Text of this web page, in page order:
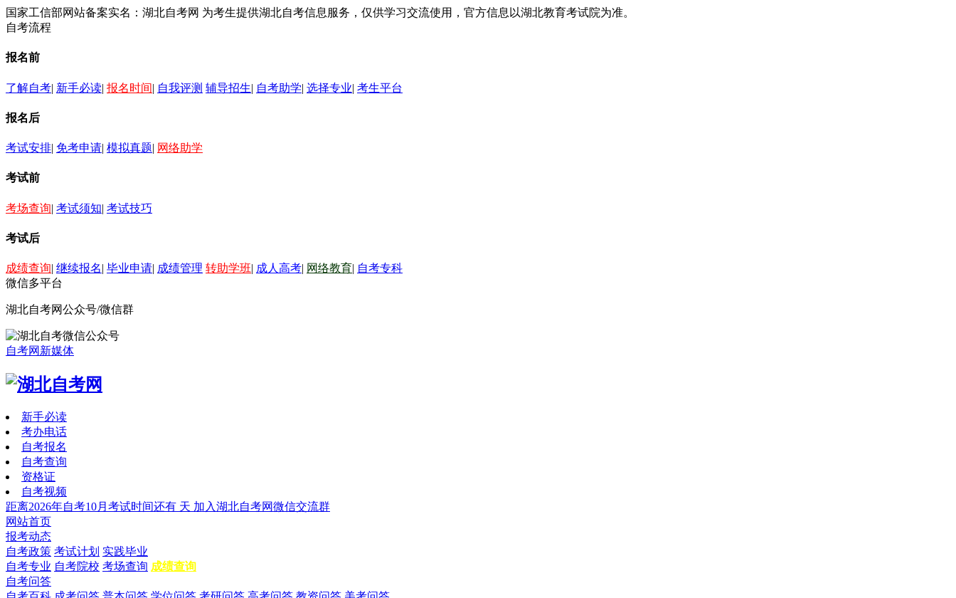
国家工信部网站备案实名：湖北自考网 为考生提供湖北自考信息服务，仅供学习交流使用，官方信息以湖北教育考试院为准。
自考流程
报名前
了解自考| 新手必读| 报名时间| 自我评测 辅导招生| 自考助学| 选择专业| 考生平台
报名后
考试安排| 免考申请| 模拟真题| 网络助学
考试前
考场查询| 考试须知| 考试技巧
考试后
成绩查询| 继续报名| 毕业申请| 成绩管理 转助学班| 成人高考| 网络教育| 自考专科
微信多平台
湖北自考网公众号/微信群
自考网新媒体
新手必读
考办电话
自考报名
自考查询
资格证
自考视频
距离2026年自考10月考试时间还有 天 加入湖北自考网微信交流群
网站首页
报考动态
自考政策 考试计划 实践毕业
自考专业 自考院校 考场查询 成绩查询
自考问答